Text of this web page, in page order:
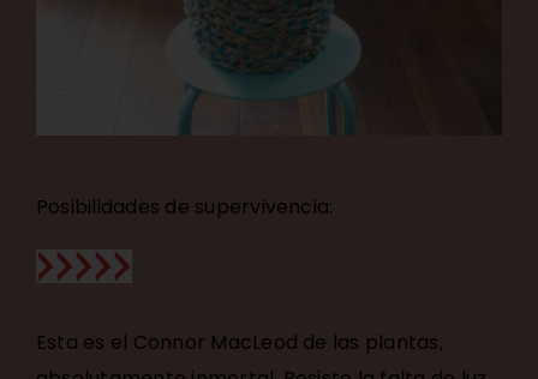
Posibilidades de supervivencia:
Esta es el Connor MacLeod de las plantas,